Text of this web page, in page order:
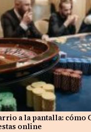
a la pantalla: cómo
online